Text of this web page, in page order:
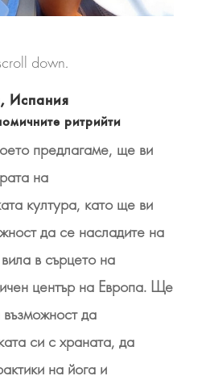
down.
Испания
ритрийти
предлагаме, ще ви
на
култура, като ще ви
да се насладите на
в сърцето на
център на Европа. Ще
да
си с храната, да
на йога и